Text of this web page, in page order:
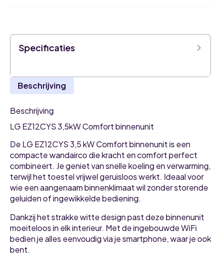
58kBTU
Specificaties
Beschrijving
Beschrijving
LG EZ12CYS 3,5kW Comfort binnenunit
De LG EZ12CYS 3,5 kW Comfort binnenunit is een
compacte wandairco die kracht en comfort perfect
combineert. Je geniet van snelle koeling en verwarming,
terwijl het toestel vrijwel geruisloos werkt. Ideaal voor
wie een aangenaam binnenklimaat wil zonder storende
geluiden of ingewikkelde bediening.
Dankzij het strakke witte design past deze binnenunit
moeiteloos in elk interieur. Met de ingebouwde WiFi
bedien je alles eenvoudig via je smartphone, waar je ook
bent.